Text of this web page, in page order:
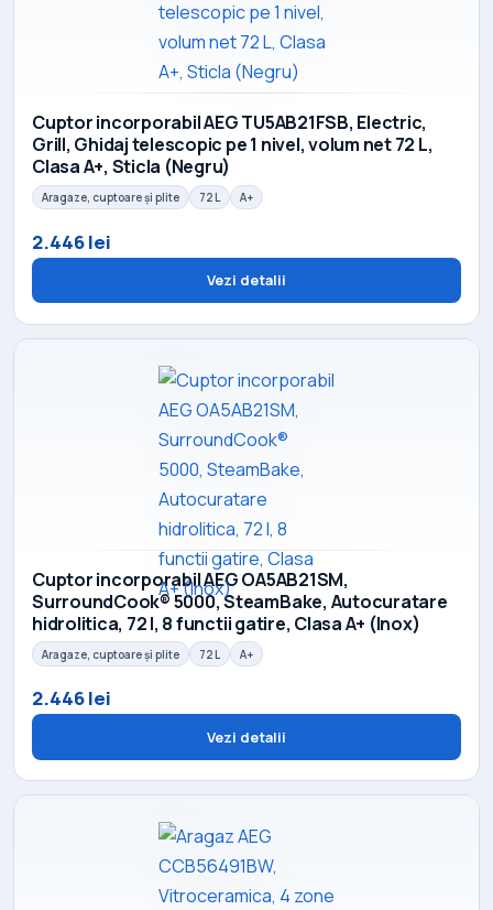
Cuptor incorporabil AEG TU5AB21FSB, Electric,
Grill, Ghidaj telescopic pe 1 nivel, volum net 72 L,
Clasa A+, Sticla (Negru)
Aragaze, cuptoare și plite 72 L A+
2.446 lei
Vezi detalii
Cuptor incorporabil AEG OA5AB21SM,
SurroundCook® 5000, SteamBake, Autocuratare
hidrolitica, 72 l, 8 functii gatire, Clasa A+ (Inox)
Aragaze, cuptoare și plite 72 L A+
2.446 lei
Vezi detalii